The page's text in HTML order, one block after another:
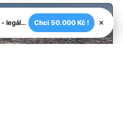
VIP uvítací bonus 50.000 Kč - legální české kasíno Chci 50.000 Kč ! ×